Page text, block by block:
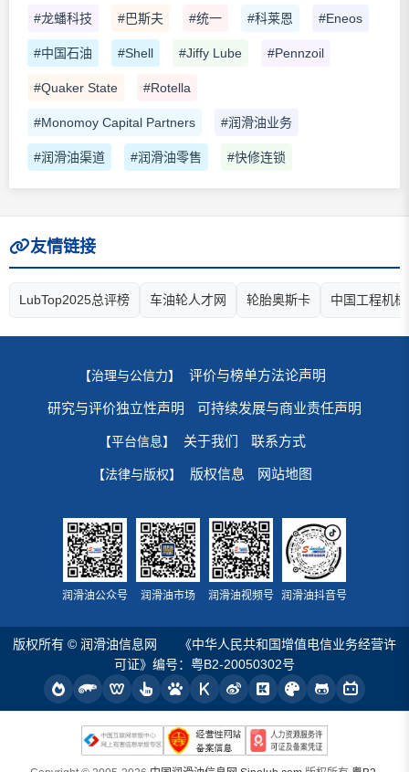
#龙蟠科技 #巴斯夫 #统一 #科莱恩 #Eneos
#中国石油 #Shell #Jiffy Lube #Pennzoil
#Quaker State #Rotella
#Monomoy Capital Partners #润滑油业务
#润滑油渠道 #润滑油零售 #快修连锁
友情链接
LubTop2025总评榜 车油轮人才网 轮胎奥斯卡 中国工程机
【治理与公信力】 评价与榜单方法论声明
研究与评价独立性声明 可持续发展与商业责任声明
【平台信息】 关于我们 联系方式
【法律与版权】 版权信息 网站地图
润滑油公众号 润滑油市场 润滑油视频号 润滑油抖音号
版权所有 © 润滑油信息网
《中华人民共和国增值电信业务经营许
可证》编号：粤B2-20050302号